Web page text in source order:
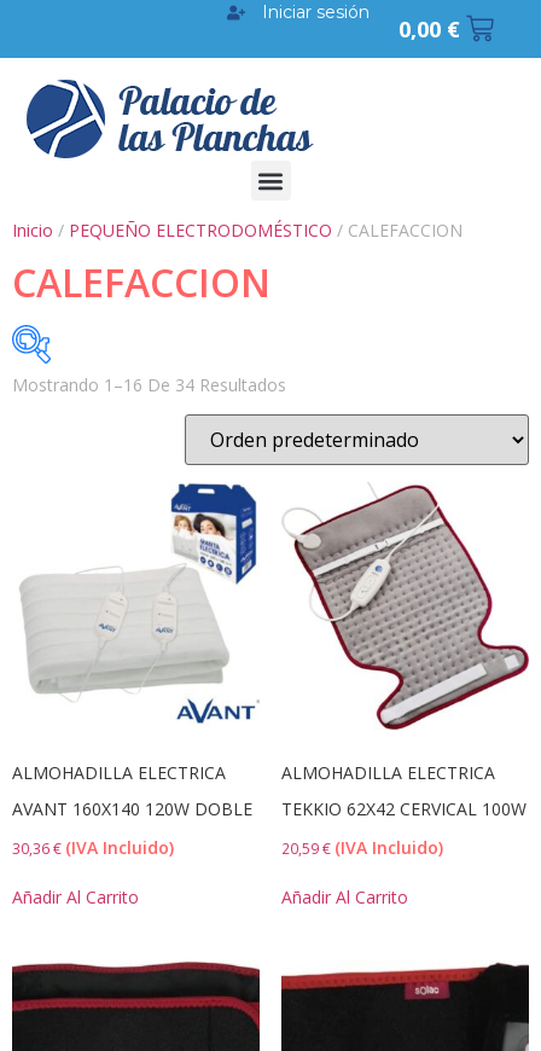
0,00 €
Iniciar sesión
Inicio / PEQUEÑO ELECTRODOMÉSTICO / CALEFACCION
CALEFACCION
BUSCAR POR PRECIO
63
En Oferta
COLOR DEL PRODUCTO
TALLA DEL PRODUCTO
Mostrando 1–16 De 34 Resultados
ALMOHADILLA ELECTRICA
AVANT 160X140 120W DOBLE
30,36€ (IVA Incluido)
Añadir Al Carrito
ALMOHADILLA ELECTRICA
TEKKIO 62X42 CERVICAL 100W
20,59€ (IVA Incluido)
Añadir Al Carrito